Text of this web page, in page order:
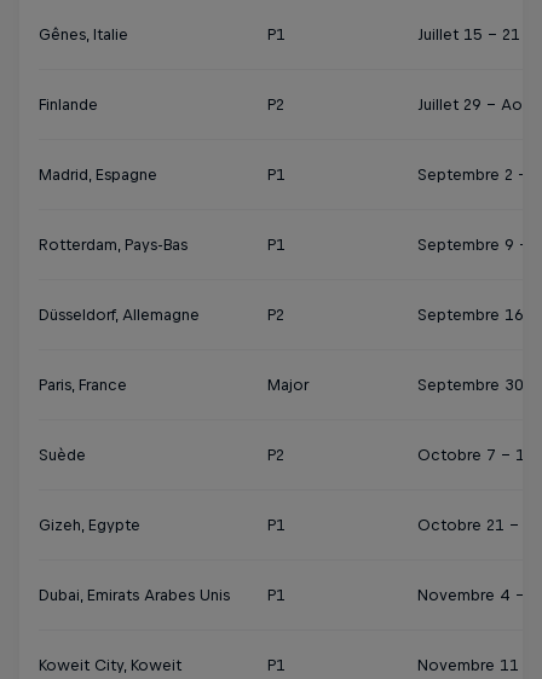
Gênes, Italie P1 Juillet 15 - 21
Finlande P2 Juillet 29 – Août
Madrid, Espagne P1 Septembre 2 - 8
Rotterdam, Pays-Bas P1 Septembre 9 -
Düsseldorf, Allemagne P2 Septembre 16 -
Paris, France Major Septembre 30
Suède P2 Octobre 7 - 13
Gizeh, Egypte P1 Octobre 21 - 27
Dubai, Emirats Arabes Unis P1 Novembre 4 -
Koweit City, Koweit P1 Novembre 11 -